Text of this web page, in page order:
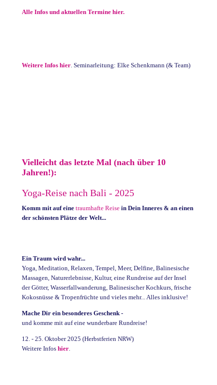
Alle Infos und aktuellen Termine hier.
Weitere Infos hier. Seminarleitung: Elke Schenkmann (& Team)
Vielleicht das letzte Mal (nach über 10
Jahren!):
Yoga-Reise nach Bali - 2025
Komm mit auf eine traumhafte Reisein Dein Inneres & an einen
der schönsten Plätze der Welt...
Ein Traum wird wahr...
Yoga, Meditation, Relaxen, Tempel, Meer, Delfine, Balinesische
Massagen, Naturerlebnisse, Kultur, eine Rundreise auf der Insel
der Götter, Wasserfallwanderung, Balinesischer Kochkurs, frische
Kokosnüsse & Tropenfrüchte und vieles mehr... Alles inklusive!
Mache Dir ein besonderes Geschenk -
und komme mit auf eine wunderbare Rundreise!
12. - 25. Oktober 2025 (Herbstferien NRW)
Weitere Infos hier.